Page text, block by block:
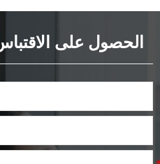
الحصول على